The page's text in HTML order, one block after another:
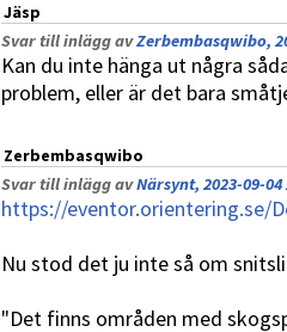
Jäsp
Svar till inlägg avZerbembasqwibo,
Kan du inte hänga ut några
problem, eller är det bara
Zerbembasqwibo
Svar till inlägg avNärsynt, 2023-09-04
https://eventor.orientering.se/
Nu stod det ju inte så om
"Det finns områden med